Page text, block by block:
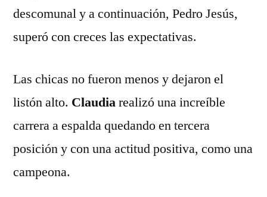
descomunal y a continuación, Pedro Jesús,
superó con creces las expectativas.
Las chicas no fueron menos y dejaron el
listón alto. Claudiarealizó una increíble
carrera a espalda quedando en tercera
posición y con una actitud positiva, como una
campeona.